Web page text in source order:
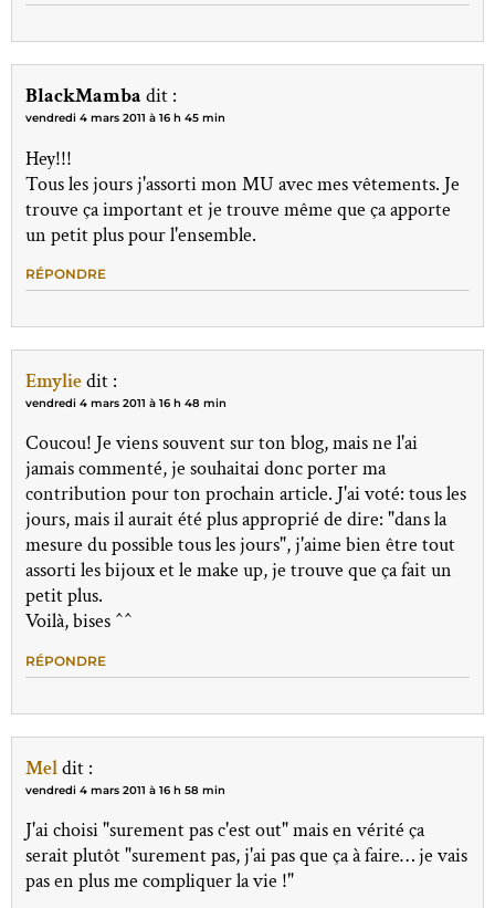
BlackMamba dit :
vendredi 4 mars 2011 à 16 h 45 min
Hey!!!
Tous les jours j'assorti mon MU avec mes vêtements. Je
trouve ça important et je trouve même que ça apporte
un petit plus pour l'ensemble.
RÉPONDRE
Emyliedit :
vendredi 4 mars 2011 à 16 h 48 min
Coucou! Je viens souvent sur ton blog, mais ne l'ai
jamais commenté, je souhaitai donc porter ma
contribution pour ton prochain article. J'ai voté: tous les
jours, mais il aurait été plus approprié de dire: "dans la
mesure du possible tous les jours", j'aime bien être tout
assorti les bijoux et le make up, je trouve que ça fait un
petit plus.
Voilà, bises ^^
RÉPONDRE
Meldit :
vendredi 4 mars 2011 à 16 h 58 min
J'ai choisi "surement pas c'est out" mais en vérité ça
serait plutôt "surement pas, j'ai pas que ça à faire… je vais
pas en plus me compliquer la vie !"